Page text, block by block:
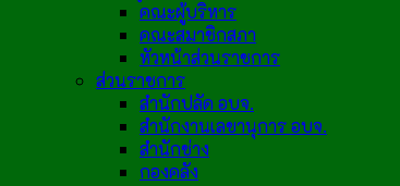
คณะผู้บริหาร
คณะสมาชิกสภา
หัวหน้าส่วนราชการ
ส่วนราชการ
สำนักปลัด อบจ.
สำนักงานเลขานุการ อบจ.
สำนักช่าง
กองคลัง